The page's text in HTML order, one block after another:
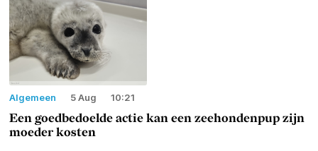
Algemeen 5 Aug 10:21
Een goedbedoelde actie kan een zeehondenpup zijn
moeder kosten